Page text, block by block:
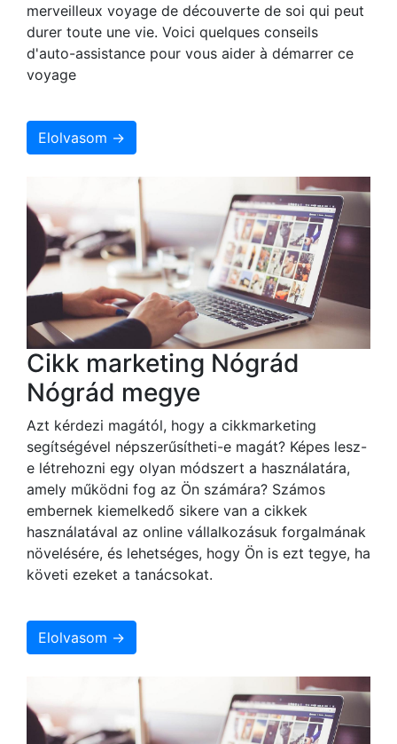
merveilleux voyage de découverte de soi qui peut
durer toute une vie. Voici quelques conseils
d'auto-assistance pour vous aider à démarrer ce
voyage
Elolvasom →
Cikk marketing Nógrád
Nógrád megye
Azt kérdezi magától, hogy a cikkmarketing
segítségével népszerűsítheti-e magát? Képes lesz-
e létrehozni egy olyan módszert a használatára,
amely működni fog az Ön számára? Számos
embernek kiemelkedő sikere van a cikkek
használatával az online vállalkozásuk forgalmának
növelésére, és lehetséges, hogy Ön is ezt tegye, ha
követi ezeket a tanácsokat.
Elolvasom →